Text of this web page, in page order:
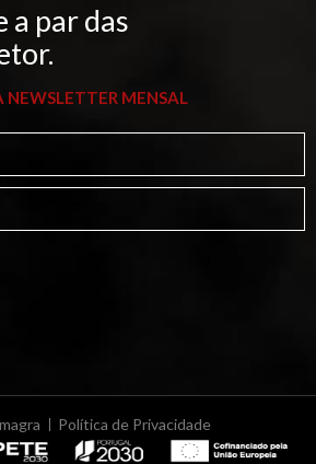
a par das
NEWSLETTER MENSAL
Política de Privacidade